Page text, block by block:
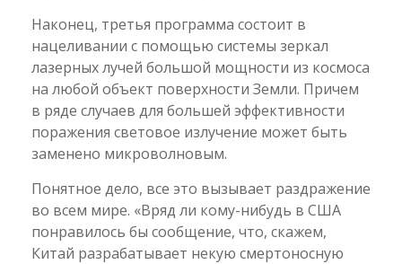
Наконец, третья программа состоит в
нацеливании с помощью системы зеркал
лазерных лучей большой мощности из космоса
на любой объект поверхности Земли. Причем
в ряде случаев для большей эффективности
поражения световое излучение может быть
заменено микроволновым.
Понятное дело, все это вызывает раздражение
во всем мире. «Вряд ли кому-нибудь в США
понравилось бы сообщение, что, скажем,
Китай разрабатывает некую смертоносную